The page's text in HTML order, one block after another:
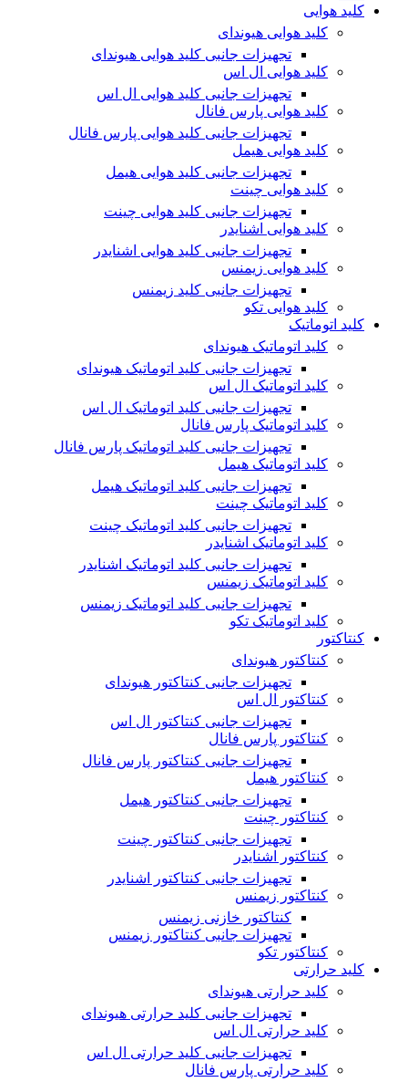
کلید هوایی
کلید هوایی هیوندای
تجهیزات جانبی کلید هوایی هیوندای
کلید هوایی ال اس
تجهیزات جانبی کلید هوایی ال اس
کلید هوایی پارس فانال
تجهیزات جانبی کلید هوایی پارس فانال
کلید هوایی هیمل
تجهیزات جانبی کلید هوایی هیمل
کلید هوایی چینت
تجهیزات جانبی کلید هوایی چینت
کلید هوایی اشنایدر
تجهیزات جانبی کلید هوایی اشنایدر
کلید هوایی زیمنس
تجهیزات جانبی کلید زیمنس
کلید هوایی تکو
کلید اتوماتیک
کلید اتوماتیک هیوندای
تجهیزات جانبی کلید اتوماتیک هیوندای
کلید اتوماتیک ال اس
تجهیزات جانبی کلید اتوماتیک ال اس
کلید اتوماتیک پارس فانال
تجهیزات جانبی کلید اتوماتیک پارس فانال
کلید اتوماتیک هیمل
تجهیزات جانبی کلید اتوماتیک هیمل
کلید اتوماتیک چینت
تجهیزات جانبی کلید اتوماتیک چینت
کلید اتوماتیک اشنایدر
تجهیزات جانبی کلید اتوماتیک اشنایدر
کلید اتوماتیک زیمنس
تجهیزات جانبی کلید اتوماتیک زیمنس
کلید اتوماتیک تکو
کنتاکتور
کنتاکتور هیوندای
تجهیزات جانبی کنتاکتور هیوندای
کنتاکتور ال اس
تجهیزات جانبی کنتاکتور ال اس
کنتاکتور پارس فانال
تجهیزات جانبی کنتاکتور پارس فانال
کنتاکتور هیمل
تجهیزات جانبی کنتاکتور هیمل
کنتاکتور چینت
تجهیزات جانبی کنتاکتور چینت
کنتاکتور اشنایدر
تجهیزات جانبی کنتاکتور اشنایدر
کنتاکتور زیمنس
کنتاکتور خازنی زیمنس
تجهیزات جانبی کنتاکتور زیمنس
کنتاکتور تکو
کلید حرارتی
کلید حرارتی هیوندای
تجهیزات جانبی کلید حرارتی هیوندای
کلید حرارتی ال اس
تجهیزات جانبی کلید حرارتی ال اس
کلید حرارتی پارس فانال